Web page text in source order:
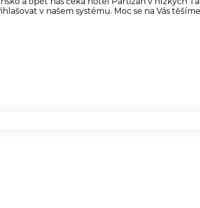
v našem systému. Moc se na Vás